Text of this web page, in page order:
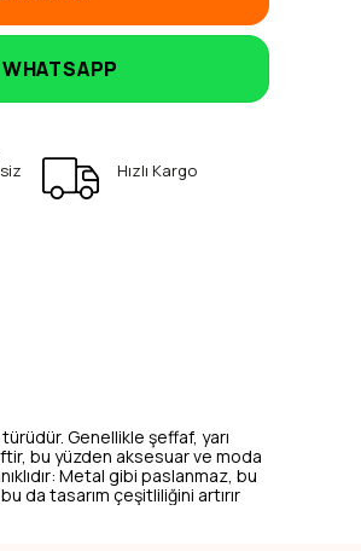
WHATSAPP
Hızlı Kargo
Genellikle şeffaf, yarı
bu yüzden aksesuar ve moda
Metal gibi paslanmaz, bu
da tasarım çeşitliliğini artırır